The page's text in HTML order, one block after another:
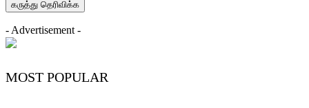
- Advertisement -
MOST POPULAR